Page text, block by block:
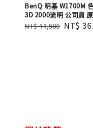
BenQ 明基 W1700M
3D 2000流明 ‎公司貨
Regular
NT$ 44,900 Sale
NT$